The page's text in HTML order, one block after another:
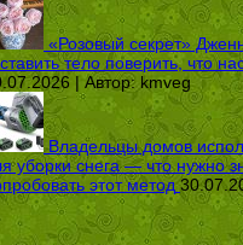
«Розовый секрет»
тело поверить, что
| Автор: kmveg
Владельцы домов
уборки снега — что нужно
этот метод